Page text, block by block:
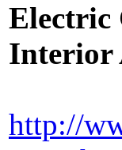
Electric
Interior
http://